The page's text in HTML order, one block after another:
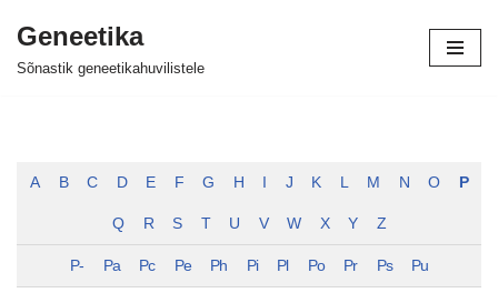
Skip
Geneetika
Sõnastik geneetikahuvilistele
A B C D E F G H J K L M N O P
Q R S T U V W X Y Z
P- Pa Pc Pe Ph Pi Pl Po Pr Ps Pu